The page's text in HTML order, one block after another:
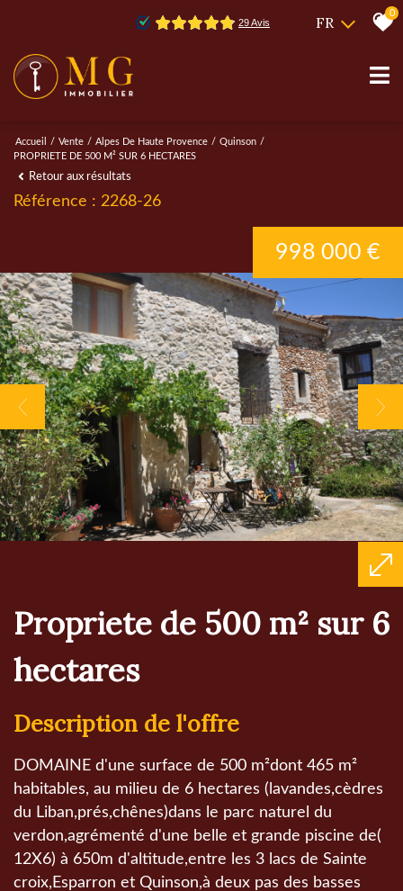
FR
0
Accueil Vente Alpes De Haute Provence
Quinson
PROPRIETE DE 500 M² SUR 6 HECTARES
Retour aux résultats
Référence : 2268-26
998 000 €
propriete de 500 m² sur 6
hectares
description de l'offre
DOMAINE d'une surface de 500 m²dont 465 m²
habitables, au milieu de 6 hectares (lavandes,cèdres
du Liban,prés,chênes)dans le parc naturel du
verdon,agrémenté d'une belle et grande piscine de(
12X6) à 650m d'altitude,entre les 3 lacs de Sainte
croix,Esparron et Quinson,à deux pas des basses